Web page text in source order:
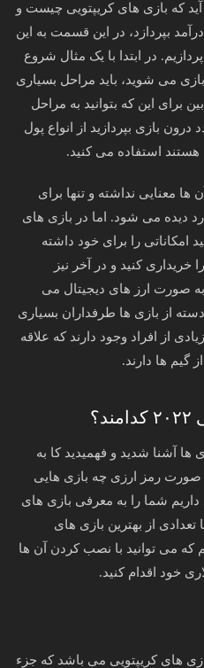
که بازی های کریپتویی چیست و
بپردازد، در این قسمت به این
در ابتدا با یک مثال شروع
می شوید، باید مراحل بسیاری
برای این که بتوانید به مراحل
درون بازی بپردازید از انواع پول
هستند استفاده می کنید‌.
معنایی نداشته و تنها برای
دیده می شود. اما در بازی های
امکاناتی را برای خود داشته
خریداری کنید و در آخر نیز
صورت ارز های دیجیتال می
از بازی ها طرفداران بسیاری
از افراد وجود دارند که علاقه
گیم ها دارند.
ها آشنا شدید و فهمیدید کا به
صورت رمز ارزی چه بازی هایی
شما را به معرفی بازی های
از بهترین بازی های
که می توانید با نصب کردن آن ها
خود اقدام کنید.
های کریپتویی می باشد که جزء